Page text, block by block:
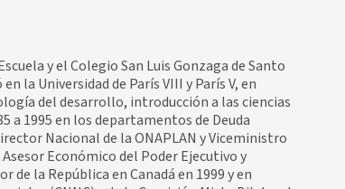
y el Colegio San Luis Gonzaga de Santo
la Universidad de París VIII y París V, en
del desarrollo, introducción a las ciencias
a 1995 en los departamentos de Deuda
Nacional de la ONAPLAN y Viceministro
Económico del Poder Ejecutivo y
de la República en Canadá en 1999 y en